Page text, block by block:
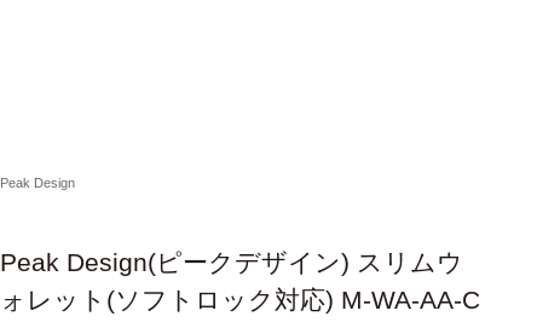
Peak Design
Peak Design(ピークデザイン) スリムウ
ォレット(ソフトロック対応) M-WA-AA-C